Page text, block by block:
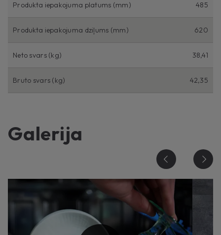
Produkta iepakojuma platums (mm) 485
Produkta iepakojuma dziļums (mm) 620
Neto svars (kg) 38,41
Bruto svars (kg) 42,35
Galerija